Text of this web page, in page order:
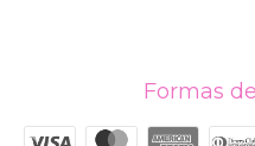
Formas